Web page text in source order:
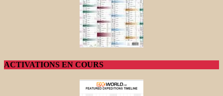
ACTIVATIONS EN COURS